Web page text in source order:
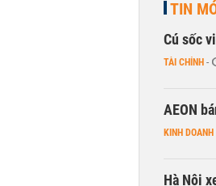
TIN
Cú sốc
TÀI CHÍNH -
AEON
KINH DOANH
Hà Nội